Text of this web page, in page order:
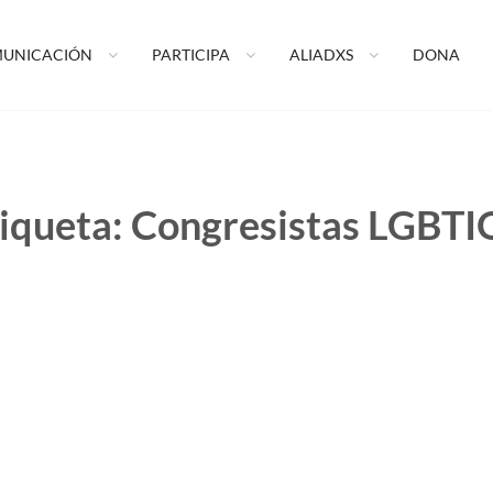
tu vida A.C.
PARTICIPA ALIADXS DONA
Congresistas